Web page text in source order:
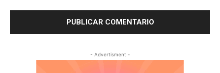
- Advertisment -